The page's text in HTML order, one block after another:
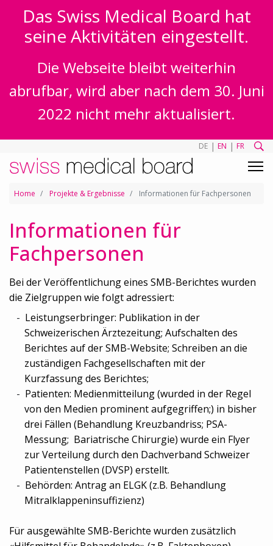
Das Swiss Medical Board hat
seine Aktivitäten eingestellt.
Die Webseite bleibt weiterhin
abrufbar, wird aber nach dem 30. Juni
2022 nicht mehr aktualisiert.
DE | EN | FR
Home Projekte & Ergebnisse Informationen für Fachpersonen
Informationen für
Fachpersonen
Bei der Veröffentlichung eines SMB-Berichtes wurden
die Zielgruppen wie folgt adressiert:
Leistungserbringer: Publikation in der
Schweizerischen Ärztezeitung; Aufschalten des
Berichtes auf der SMB-Website; Schreiben an die
zuständigen Fachgesellschaften mit der
Kurzfassung des Berichtes;
Patienten: Medienmitteilung (wurded in der Regel
von den Medien prominent aufgegriffen;) in bisher
drei Fällen (Behandlung Kreuzbandriss; PSA-
Messung; Bariatrische Chirurgie) wurde ein Flyer
zur Verteilung durch den Dachverband Schweizer
Patientenstellen (DVSP) erstellt.
Behörden: Antrag an ELGK (z.B. Behandlung
Mitralklappeninsuffizienz)
Für ausgewählte SMB-Berichte wurden zusätzlich